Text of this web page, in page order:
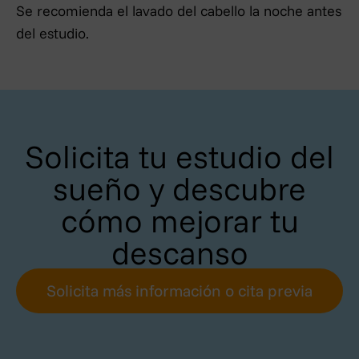
Se recomienda el lavado del cabello la noche antes
del estudio.
Solicita tu estudio del
sueño y descubre
cómo mejorar tu
descanso
Solicita más información o cita previa